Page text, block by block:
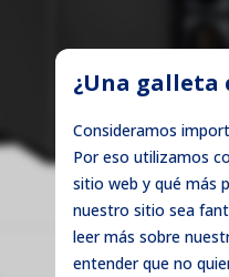
¿Una galleta
Consideramos
Por eso utilizamos
sitio web y qué más
nuestro sitio sea
leer más sobre
entender que no